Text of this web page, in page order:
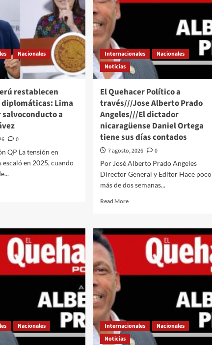
Nacionales
restablecen
Lima
a
0
QP La tensión en
escaló en 2025, cuando
Internacionales
Nacionales
Noticias
El Quehacer Político a
través///Jose Alberto Prado
Angeles///El dictador
nicaragüense Daniel Ortega
tiene sus días contados
7 agosto, 2026
0
Por José Alberto Prado Angeles
Director General y Editor Hace poco
más de dos semanas...
Read MoreRead
El
Quehacer
Político
través///Jose
Alberto
Daniel
Ortega
tiene
Nacionales
Internacionales
Nacionales
Noticias